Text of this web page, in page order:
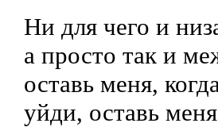
Ни для чего и
а просто так и
оставь меня,
уйди, оставь